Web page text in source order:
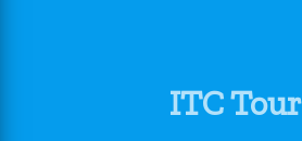
ITC